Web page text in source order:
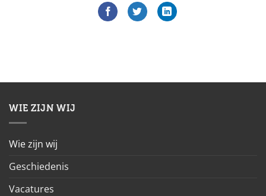
WIE ZIJN WIJ
Wie zijn wij
Geschiedenis
Vacatures